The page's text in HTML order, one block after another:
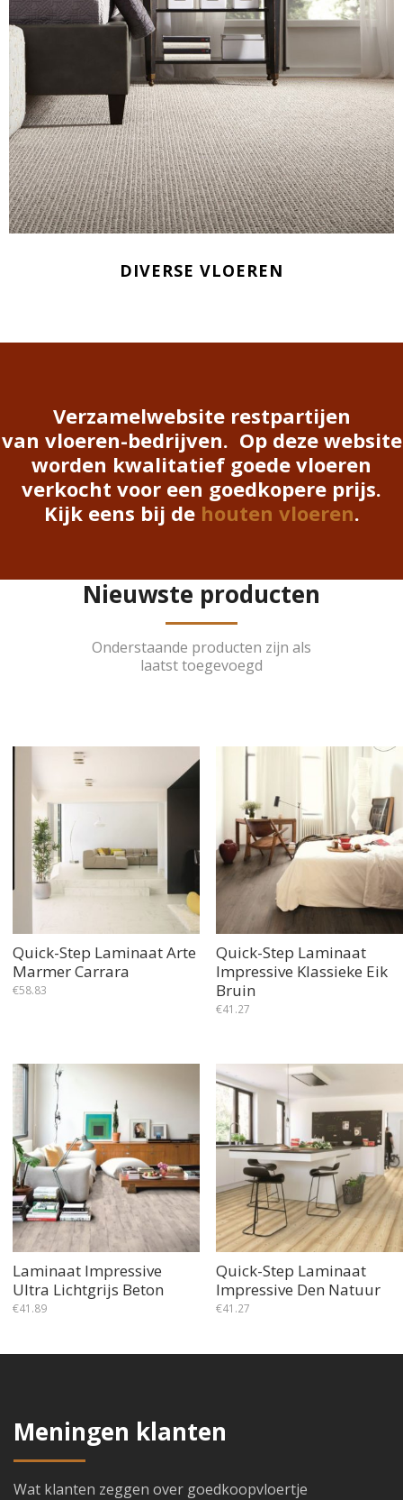
DIVERSE VLOEREN
Verzamelwebsite restpartijen
van vloeren-bedrijven. Op deze website
worden kwalitatief goede vloeren
verkocht voor een goedkopere prijs.
Kijk eens bij de houten vloeren.
Nieuwste producten
Onderstaande producten zijn als
laatst toegevoegd
Quick-Step Laminaat Arte
Marmer Carrara
€58.83
Quick-Step Laminaat
Impressive Klassieke Eik
Bruin
€41.27
Laminaat Impressive
Ultra Lichtgrijs Beton
€41.89
Quick-Step Laminaat
Impressive Den Natuur
€41.27
Meningen klanten
Wat klanten zeggen over goedkoopvloertje